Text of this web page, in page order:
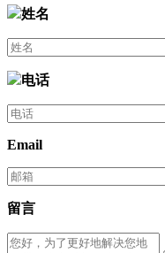
姓名
电话
Email
留言